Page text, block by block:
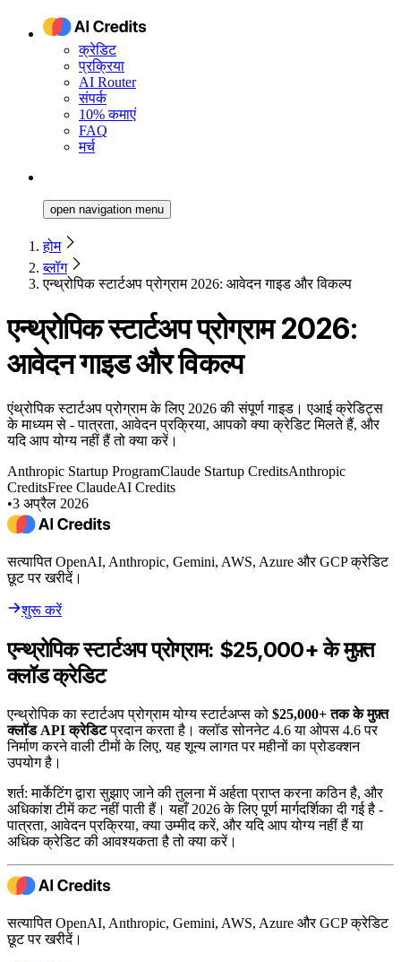
क्रेडिट
प्रक्रिया
AI Router
संपर्क
10% कमाएं
FAQ
मर्च
open navigation menu
होम
ब्लॉग
एन्थ्रोपिक स्टार्टअप प्रोग्राम 2026: आवेदन गाइड और विकल्प
एन्थ्रोपिक स्टार्टअप प्रोग्राम 2026:
आवेदन गाइड और विकल्प
एंथ्रोपिक स्टार्टअप प्रोग्राम के लिए 2026 की संपूर्ण गाइड। एआई क्रेडिट्स
के माध्यम से - पात्रता, आवेदन प्रक्रिया, आपको क्या क्रेडिट मिलते हैं, और
यदि आप योग्य नहीं हैं तो क्या करें।
Anthropic Startup ProgramClaude Startup CreditsAnthropic
CreditsFree ClaudeAI Credits
•3 अप्रैल 2026
सत्यापित OpenAI, Anthropic, Gemini, AWS, Azure और GCP क्रेडिट
छूट पर खरीदें।
शुरू करें
एन्थ्रोपिक स्टार्टअप प्रोग्राम: $25,000+ के मुफ़्त
क्लॉड क्रेडिट
एन्थ्रोपिक का स्टार्टअप प्रोग्राम योग्य स्टार्टअप्स को $25,000+ तक के मुफ़्त
क्लॉड API क्रेडिटप्रदान करता है। क्लॉड सोननेट 4.6 या ओपस 4.6 पर
निर्माण करने वाली टीमों के लिए, यह शून्य लागत पर महीनों का प्रोडक्शन
उपयोग है।
शर्त: मार्केटिंग द्वारा सुझाए जाने की तुलना में अर्हता प्राप्त करना कठिन है, और
अधिकांश टीमें कट नहीं पाती हैं। यहाँ 2026 के लिए पूर्ण मार्गदर्शिका दी गई है -
पात्रता, आवेदन प्रक्रिया, क्या उम्मीद करें, और यदि आप योग्य नहीं हैं या
अधिक क्रेडिट की आवश्यकता है तो क्या करें।
सत्यापित OpenAI, Anthropic, Gemini, AWS, Azure और GCP क्रेडिट
छूट पर खरीदें।